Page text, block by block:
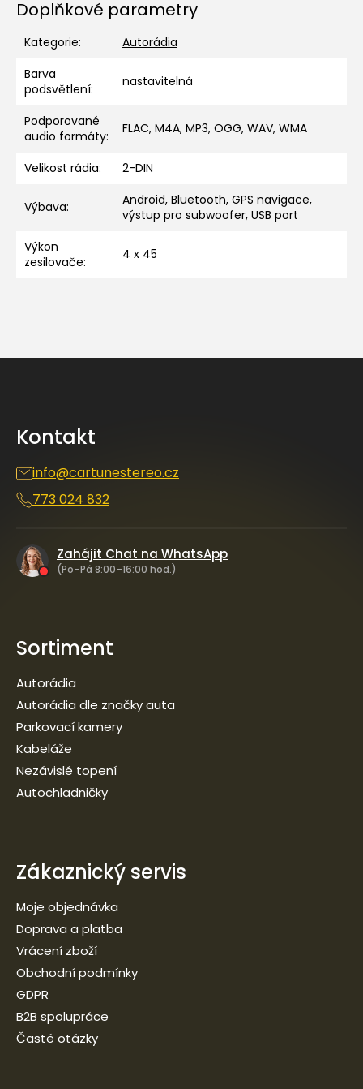
Doplňkové parametry
Kategorie:
Autorádia
Barva
podsvětlení: nastavitelná
Podporované
audio formáty: FLAC, M4A, MP3, OGG, WAV, WMA
Velikost rádia: 2-DIN
Výbava:
Android, Bluetooth, GPS navigace,
výstup pro subwoofer, USB port
Výkon
zesilovače: 4 x 45
Kontakt
info@cartunestereo.cz
773 024 832
Zahájit Chat na WhatsApp
(Po–Pá 8:00–16:00 hod.)
Sortiment
Autorádia
Autorádia dle značky auta
Parkovací kamery
Kabeláže
Nezávislé topení
Autochladničky
Zákaznický servis
Moje objednávka
Doprava a platba
Vrácení zboží
Obchodní podmínky
GDPR
B2B spolupráce
Časté otázky